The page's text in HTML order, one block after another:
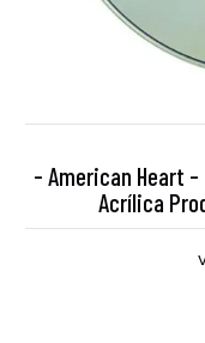
- American Heart -
Acrílica